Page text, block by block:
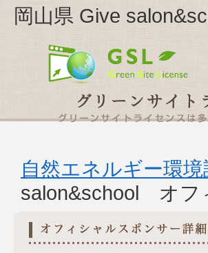
岡山県 Give
自然エネルギー環
salon&school オフ